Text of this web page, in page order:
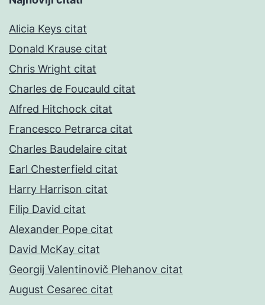
Alicia Keys citat
Donald Krause citat
Chris Wright citat
Charles de Foucauld citat
Alfred Hitchock citat
Francesco Petrarca citat
Charles Baudelaire citat
Earl Chesterfield citat
Harry Harrison citat
Filip David citat
Alexander Pope citat
David McKay citat
Georgij Valentinovič Plehanov citat
August Cesarec citat